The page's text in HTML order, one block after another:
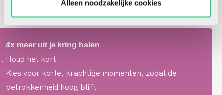
Alleen noodzakelijke cookies
4x meer uit je kring halen
Houd het kort
Kies voor korte, krachtige momenten, zodat de
betrokkenheid hoog blijft.